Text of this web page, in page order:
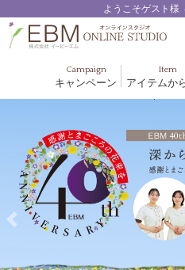
ようこそゲスト様
Campaign
キャンペーン
Item
アイテムか
メイクアップ
EBM
ルナゾ
ナチュラルバイ
アクア